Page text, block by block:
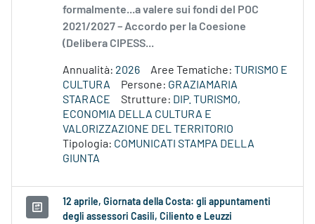
formalmente...a valere sui fondi del POC
2021/2027 – Accordo per la Coesione
(Delibera CIPESS...
Annualità: 2026 Aree Tematiche: TURISMO E
CULTURA
Persone: GRAZIAMARIA
STARACE
Strutture: DIP. TURISMO,
ECONOMIA DELLA CULTURA E
VALORIZZAZIONE DEL TERRITORIO
Tipologia: COMUNICATI STAMPA DELLA
GIUNTA
12 aprile, Giornata della Costa: gli appuntamenti
degli assessori Casili, Ciliento e Leuzzi